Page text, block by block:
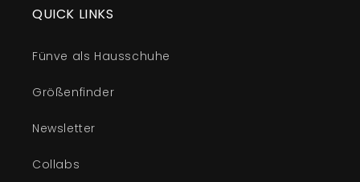
QUICK LINKS
Fünve als Hausschuhe
Größenfinder
Newsletter
Collabs